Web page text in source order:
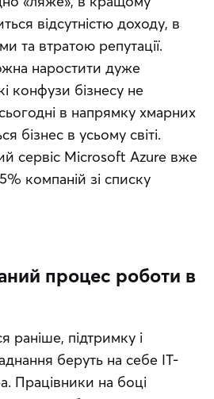
відсутністю доходу, в
та втратою репутації.
наростити дуже
конфузи бізнесу не
в напрямку хмарних
бізнес в усьому світі.
сервіс Microsoft Azure вже
компаній зі списку
процес роботи в
раніше, підтримку і
беруть на себе IT-
Працівники на боці